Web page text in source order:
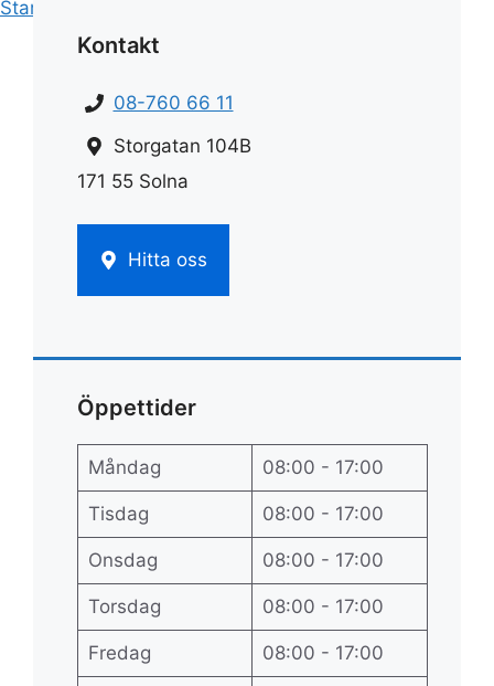
Start
Kontakt
08-760 66 11
Storgatan 104B
171 55 Solna
Hitta oss
Öppettider
Måndag 08:00 - 17:00
Tisdag 08:00 - 17:00
Onsdag 08:00 - 17:00
Torsdag 08:00 - 17:00
Fredag 08:00 - 17:00